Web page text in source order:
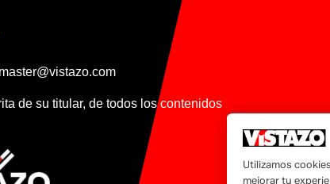
de su titular, de todos los contenidos
Utilizamos
mejorar tu